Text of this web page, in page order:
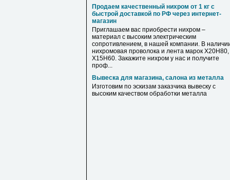
Продаем качественный нихром от 1 кг с
быстрой доставкой по РФ через интернет-
магазин
Приглашаем вас приобрести нихром –
материал с высоким электрическим
сопротивлением, в нашей компании. В
нихромовая проволока и лента марок Х20Н80,
Х15Н60. Закажите нихром у нас и получите
проф...
Вывеска для магазина, салона из металла
Изготовим по эскизам заказчика вывеску с
высоким качеством обработки металла